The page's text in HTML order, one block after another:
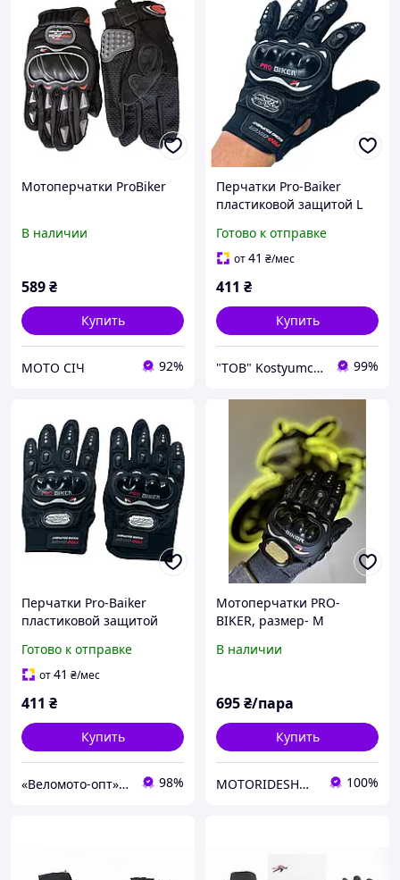
Мотоперчатки ProBiker
В наличии
589₴
Купить
МОТО СІЧ 92%
Перчатки Pro-Baiker
пластиковой защитой L
Готово к отправке
от41 ₴/мес
411 ₴
Купить
"ТОВ" Kostyumchyk 99%
Перчатки Pro-Baiker
пластиковой защитой
Готово к отправке
от41 ₴/мес
411 ₴
Купить
«Веломото-опт» — магазин запчастей для велосипедов и мототехники 98%
Мотоперчатки PRO-
BIKER, размер- M
В наличии
695₴/пара
Купить
MOTORIDESHOPUA 100%